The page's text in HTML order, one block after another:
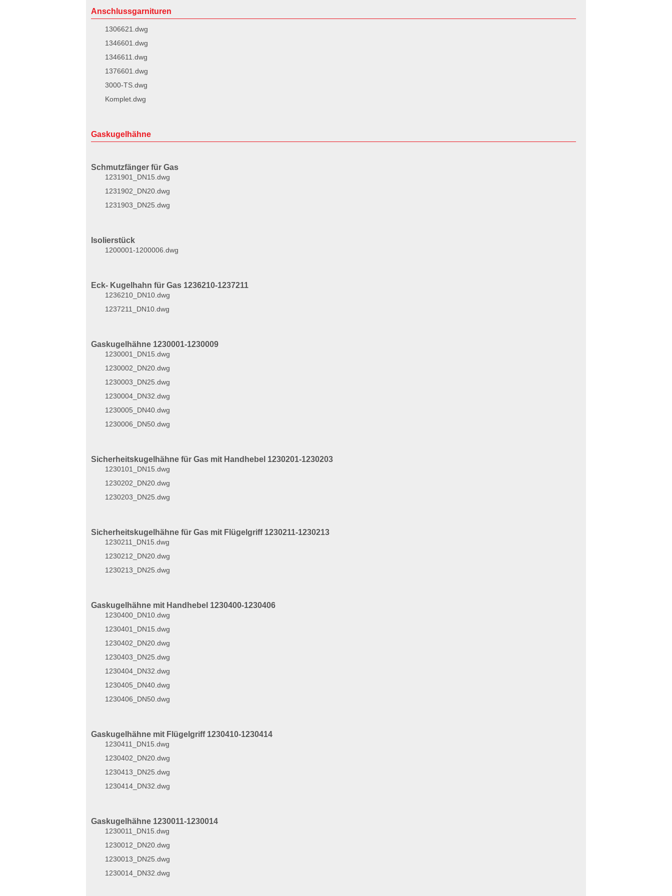
Anschlussgarnituren
1306621.dwg
1346601.dwg
1346611.dwg
1376601.dwg
3000-TS.dwg
Komplet.dwg
Gaskugelhähne
Schmutzfänger für Gas
1231901_DN15.dwg
1231902_DN20.dwg
1231903_DN25.dwg
Isolierstück
1200001-1200006.dwg
Eck- Kugelhahn für Gas 1236210-1237211
1236210_DN10.dwg
1237211_DN10.dwg
Gaskugelhähne 1230001-1230009
1230001_DN15.dwg
1230002_DN20.dwg
1230003_DN25.dwg
1230004_DN32.dwg
1230005_DN40.dwg
1230006_DN50.dwg
Sicherheitskugelhähne für Gas mit Handhebel 1230201-1230203
1230101_DN15.dwg
1230202_DN20.dwg
1230203_DN25.dwg
Sicherheitskugelhähne für Gas mit Flügelgriff 1230211-1230213
1230211_DN15.dwg
1230212_DN20.dwg
1230213_DN25.dwg
Gaskugelhähne mit Handhebel 1230400-1230406
1230400_DN10.dwg
1230401_DN15.dwg
1230402_DN20.dwg
1230403_DN25.dwg
1230404_DN32.dwg
1230405_DN40.dwg
1230406_DN50.dwg
Gaskugelhähne mit Flügelgriff 1230410-1230414
1230411_DN15.dwg
1230402_DN20.dwg
1230413_DN25.dwg
1230414_DN32.dwg
Gaskugelhähne 1230011-1230014
1230011_DN15.dwg
1230012_DN20.dwg
1230013_DN25.dwg
1230014_DN32.dwg